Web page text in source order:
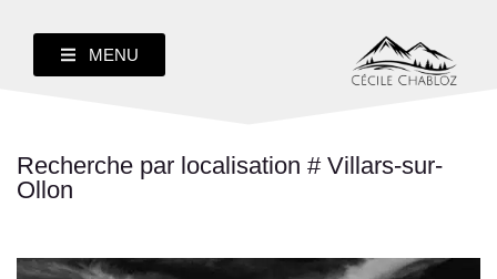
MENU
Recherche par localisation # Villars-sur-
Ollon